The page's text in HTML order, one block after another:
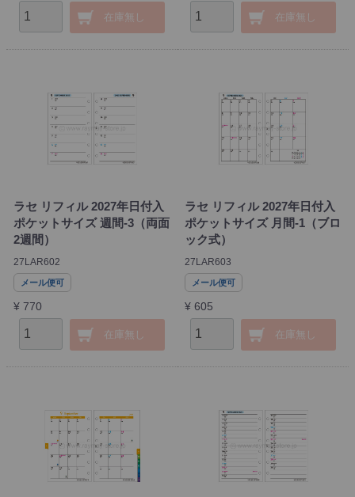
在庫無し 在庫無し
ラセ リフィル 2027年日付入
ポケットサイズ 週間-3（両面
2週間）
27LAR602
メール便可
¥ 770
在庫無し
ラセ リフィル 2027年日付入
ポケットサイズ 月間-1（ブロ
ック式）
27LAR603
メール便可
¥ 605
在庫無し